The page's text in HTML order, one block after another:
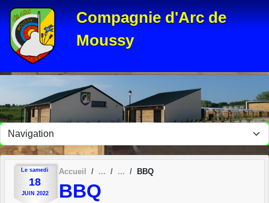
Compagnie d'Arc de
Moussy
Le samedi
18
JUIN 2022
Accueil BBQ
BBQ
Panneau de gestion des cookies